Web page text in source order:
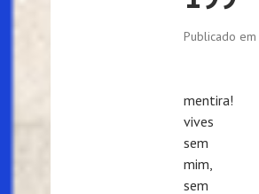
Publicado em
mentira!
vives
sem
mim,
sem